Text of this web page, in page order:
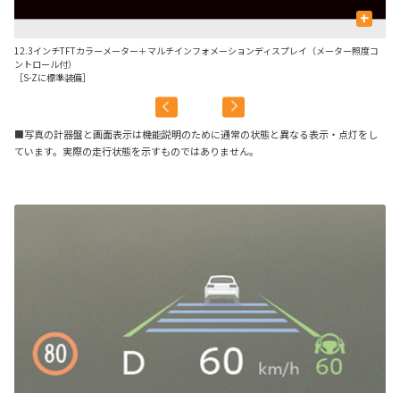
+
12.3インチTFTカラーメーター＋マルチインフォメーションディスプレイ（メーター照度コ
ントロール付）
［S-Zに標準装備］
■写真の計器盤と画面表示は機能説明のために通常の状態と異なる表示・点灯をし
ています。実際の走行状態を示すものではありません。